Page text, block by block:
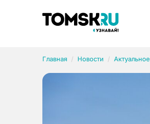
Главная Новости Актуальное
Рубрики